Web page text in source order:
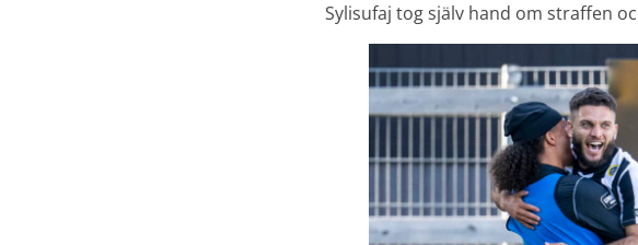
Sylisufaj tog själv hand om straffen